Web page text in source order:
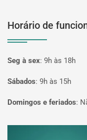
Horário de
Seg à sex: 9h às 18h
Sábados: 9h às 15h
Domingos e feriados: